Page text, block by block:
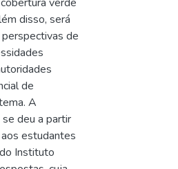
disso, será
de
de
A
deu a partir
estudantes
Instituto